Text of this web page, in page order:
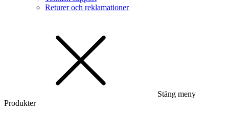
Returer och reklamationer
Stäng meny
Produkter